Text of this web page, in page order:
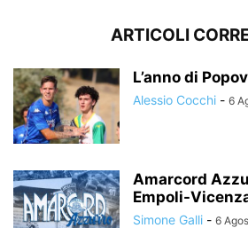
ARTICOLI
L’anno di
Alessio Cocchi - 6
Amarcord
Empoli-
Simone Galli - 6